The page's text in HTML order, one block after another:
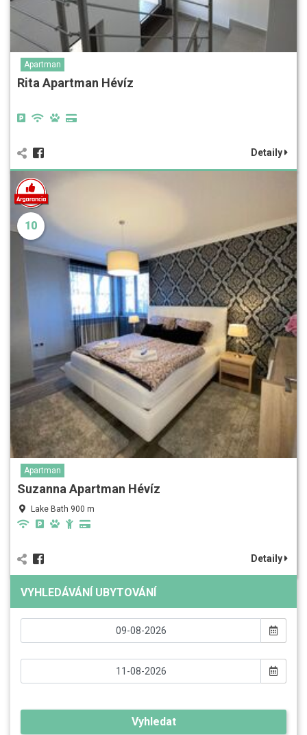
Apartman
Rita Apartman Hévíz
Detaily
10
Apartman
Suzanna Apartman Hévíz
Lake Bath 900 m
Detaily
VYHLEDÁVÁNÍ UBYTOVÁNÍ
Vyhledat